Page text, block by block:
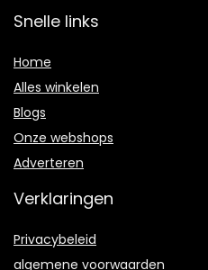
Snelle links
Home
Alles winkelen
Blogs
Onze webshops
Adverteren
Verklaringen
Privacybeleid
algemene voorwaarden